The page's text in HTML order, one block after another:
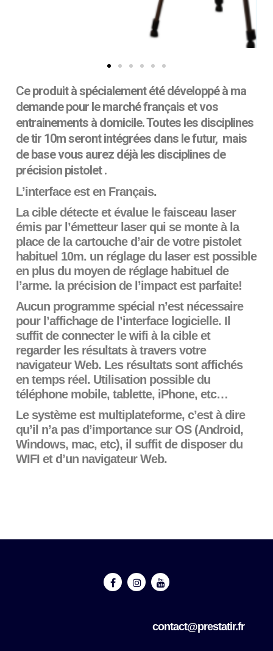
Ce produit à spécialement été développé à ma
demande pour le marché français et vos
entrainements à domicile. Toutes les disciplines
de tir 10m seront intégrées dans le futur, mais
de base vous aurez déjà les disciplines de
précision pistolet .
L’interface est en Français.
La cible détecte et évalue le faisceau laser
émis par l’émetteur laser qui se monte à la
place de la cartouche d’air de votre pistolet
habituel 10m. un réglage du laser est possible
en plus du moyen de réglage habituel de
l’arme. la précision de l’impact est parfaite!
Aucun programme spécial n’est nécessaire
pour l’affichage de l’interface logicielle. Il
suffit de connecter le wifi à la cible et
regarder les résultats à travers votre
navigateur Web. Les résultats sont affichés
en temps réel. Utilisation possible du
téléphone mobile, tablette, iPhone, etc…
Le système est multiplateforme, c’est à dire
qu’il n’a pas d’importance sur OS (Android,
Windows, mac, etc), il suffit de disposer du
WIFI et d’un navigateur Web.
contact@prestatir.fr